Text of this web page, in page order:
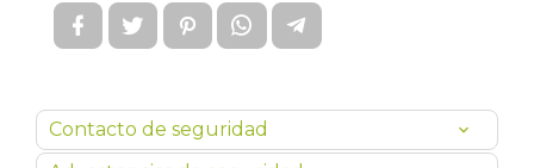
Contacto de seguridad